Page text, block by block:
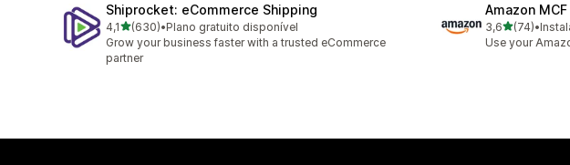
Shiprocket: eCommerce Shipping
4,1de 5 estrelas
(630)
630 total de avaliações
•Plano gratuito disponível
Grow your business faster with a trusted eCommerce
partner
Amazon
3,6de 5 estrelas
(74)
74 total de
•
Use your